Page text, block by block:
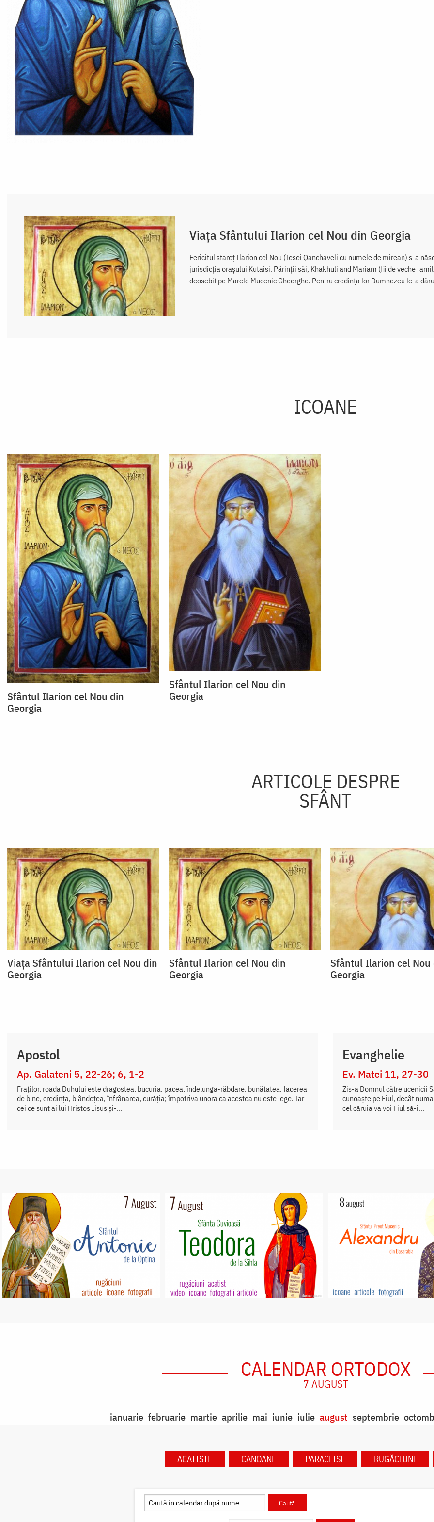
Viața Sfântului Ilarion cel Nou din Georgia
Fericitul stareţ Ilarion cel Nou (Iesei Qanchaveli cu numele de mirean) s-a
jurisdicţia orașului Kutaisi. Părinţii săi, Khakhuli and Mariam (fii de veche
deosebit pe Marele Mucenic Gheorghe. Pentru credinţa lor Dumnezeu le-a
ICOANE
Sfântul Ilarion cel Nou din
Georgia
Sfântul Ilarion cel Nou din
Georgia
ARTICOLE DESPRE
SFÂNT
Viața Sfântului Ilarion cel Nou din
Georgia
Sfântul Ilarion cel Nou din
Georgia
Sfântul Ilarion cel Nou
Georgia
Apostol
Ap. Galateni 5, 22-26; 6, 1-2
Fraților, roada Duhului este dragostea, bucuria, pacea, îndelunga-răbdare, bunătatea, facerea
de bine, credința, blândețea, înfrânarea, curăția; împotriva unora ca acestea nu este lege. Iar
cei ce sunt ai lui Hristos Iisus și-...
Evanghelie
Ev. Matei 11, 27-30
Zis-a Domnul către ucenicii
cunoaște pe Fiul, decât
cel căruia va voi Fiul să-i...
CALENDAR ORTODOX
7 AUGUST
ianuarie februarie martie aprilie mai iunie iulie august septembrie
ACATISTE CANOANE PARACLISE RUGĂCIUNI